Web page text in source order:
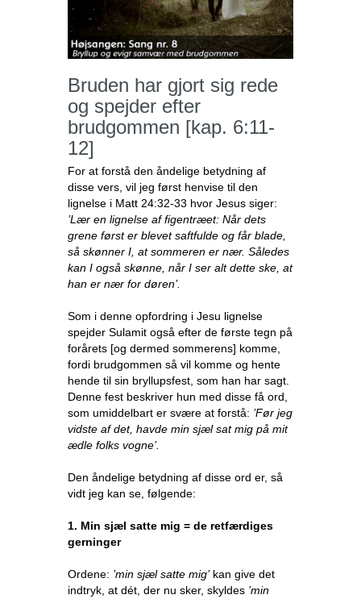
Bruden har gjort sig rede
og spejder efter
brudgommen [kap. 6:11-
12]
For at forstå den åndelige betydning af
disse vers, vil jeg først henvise til den
lignelse i Matt 24:32-33 hvor Jesus siger:
’Lær en lignelse af figentræet: Når dets
grene først er blevet saftfulde og får blade,
så skønner I, at sommeren er nær. Således
kan I også skønne, når I ser alt dette ske, at
han er nær for døren’.
Som i denne opfordring i Jesu lignelse
spejder Sulamit også efter de første tegn på
forårets [og dermed sommerens] komme,
fordi brudgommen så vil komme og hente
hende til sin bryllupsfest, som han har sagt.
Denne fest beskriver hun med disse få ord,
som umiddelbart er svære at forstå: ’Før jeg
vidste af det, havde min sjæl sat mig på mit
ædle folks vogne’.
Den åndelige betydning af disse ord er, så
vidt jeg kan se, følgende:
1. Min sjæl satte mig = de retfærdiges
gerninger
Ordene: ’min sjæl satte mig’kan give det
indtryk, at dét, der nu sker, skyldes ’min